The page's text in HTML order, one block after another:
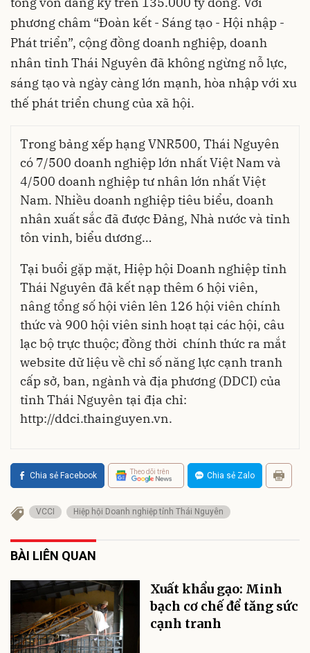
phương châm “Đoàn kết - Sáng tạo - Hội nhập -
Phát triển”, cộng đồng doanh nghiệp, doanh
nhân tỉnh Thái Nguyên đã không ngừng nỗ lực,
sáng tạo và ngày càng lớn mạnh, hòa nhập với xu
thế phát triển chung của xã hội.
Trong bảng xếp hạng VNR500, Thái Nguyên
có 7/500 doanh nghiệp lớn nhất Việt Nam và
4/500 doanh nghiệp tư nhân lớn nhất Việt
Nam. Nhiều doanh nghiệp tiêu biểu, doanh
nhân xuất sắc đã được Đảng, Nhà nước và tỉnh
tôn vinh, biểu dương…
Tại buổi gặp mặt, Hiệp hội Doanh nghiệp tỉnh
Thái Nguyên đã kết nạp thêm 6 hội viên,
nâng tổng số hội viên lên 126 hội viên chính
thức và 900 hội viên sinh hoạt tại các hội, câu
lạc bộ trực thuộc; đồng thời chính thức ra mắt
website dữ liệu về chỉ số năng lực cạnh tranh
cấp sở, ban, ngành và địa phương (DDCI) của
tỉnh Thái Nguyên tại địa chỉ:
http://ddci.thainguyen.vn.
Chia sẻ Facebook Theo dõi trên Chia sẻ Zalo
VCCI Hiệp hội Doanh nghiệp tỉnh Thái Nguyên
BÀI LIÊN QUAN
Xuất khẩu gạo: Minh
bạch cơ chế để tăng sức
cạnh tranh